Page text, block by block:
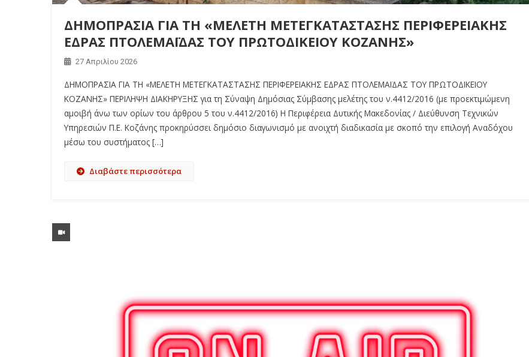
ΔΗΜΟΠΡΑΣΙΑ ΓΙΑ ΤΗ «ΜΕΛΕΤΗ ΜΕΤΕΓΚΑΤΑΣΤΑΣΗΣ ΠΕΡΙΦΕΡΕΙΑΚΗΣ
ΕΔΡΑΣ ΠΤΟΛΕΜΑΪΔΑΣ ΤΟΥ ΠΡΩΤΟΔΙΚΕΙΟΥ ΚΟΖΑΝΗΣ»
27 Απριλίου 2026
ΔΗΜΟΠΡΑΣΙΑ ΓΙΑ ΤΗ «ΜΕΛΕΤΗ ΜΕΤΕΓΚΑΤΑΣΤΑΣΗΣ ΠΕΡΙΦΕΡΕΙΑΚΗΣ ΕΔΡΑΣ ΠΤΟΛΕΜΑΪΔΑΣ ΤΟΥ ΠΡΩΤΟΔΙΚΕΙΟΥ
ΚΟΖΑΝΗΣ» ΠΕΡΙΛΗΨΗ ΔΙΑΚΗΡΥΞΗΣ για τη Σύναψη Δημόσιας Σύμβασης μελέτης του ν.4412/2016 (με προεκτιμώμενη
αμοιβή άνω των ορίων του άρθρου 5 του ν.4412/2016) Η Περιφέρεια Δυτικής Μακεδονίας / Διεύθυνση Τεχνικών
Υπηρεσιών Π.Ε. Κοζάνης προκηρύσσει δημόσιο διαγωνισμό με ανοιχτή διαδικασία με σκοπό την επιλογή Αναδόχου
μέσω του συστήματος […]
Διαβάστε περισσότερα